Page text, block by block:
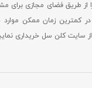
طریق فضای مجازی برای
کمترین زمان ممکن موارد
سایت کلن سل خریداری